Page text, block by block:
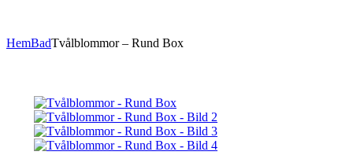
HemBadTvålblommor – Rund Box